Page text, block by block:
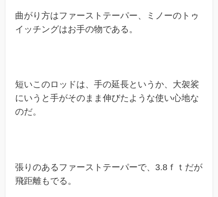
曲がり方はファーストテーパー、ミノーのトゥ
イッチングはお手の物である。
短いこのロッドは、手の延長というか、大袈裟
にいうと手がそのまま伸びたような使い心地な
のだ。
張りのあるファーストテーパーで、3.8ｆｔだが
飛距離もでる。